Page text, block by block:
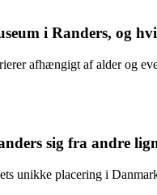
i Randers, og
afhængigt af alder og
sig fra andre
unikke placering i